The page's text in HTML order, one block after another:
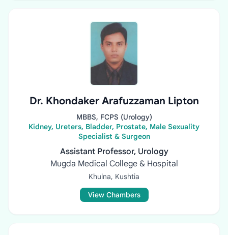
Dr. Khondaker Arafuzzaman Lipton
MBBS, FCPS (Urology)
Kidney, Ureters, Bladder, Prostate, Male Sexuality
Specialist & Surgeon
Assistant Professor, Urology
Mugda Medical College & Hospital
Khulna, Kushtia
View Chambers